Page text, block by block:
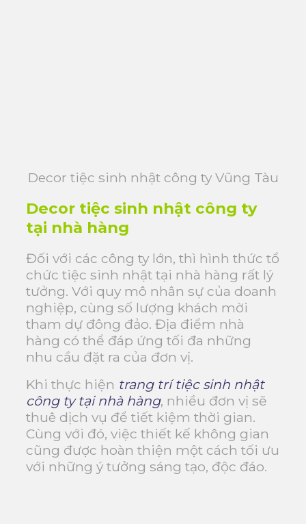
Decor tiệc sinh nhật công ty Vũng Tàu
Decor tiệc sinh nhật công ty
tại nhà hàng
Đối với các công ty lớn, thì hình thức tổ
chức tiệc sinh nhật tại nhà hàng rất lý
tưởng. Với quy mô nhân sự của doanh
nghiệp, cùng số lượng khách mời
tham dự đông đảo. Địa điểm nhà
hàng có thể đáp ứng tối đa những
nhu cầu đặt ra của đơn vị.
Khi thực hiện trang trí tiệc sinh nhật
công ty tại nhà hàng, nhiều đơn vị sẽ
thuê dịch vụ để tiết kiệm thời gian.
Cùng với đó, việc thiết kế không gian
cũng được hoàn thiện một cách tối ưu
với những ý tưởng sáng tạo, độc đáo.